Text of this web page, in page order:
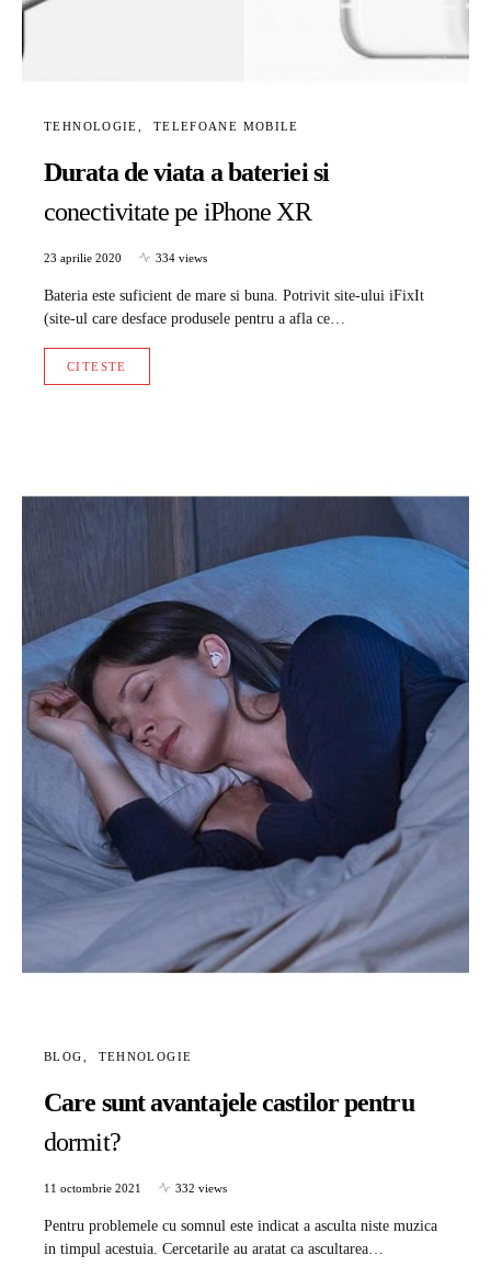
TEHNOLOGIE TELEFOANE MOBILE
Durata de viata a bateriei si
conectivitate pe iPhone XR
23 aprilie 2020 334 views
Bateria este suficient de mare si buna. Potrivit site-ului iFixIt
(site-ul care desface produsele pentru a afla ce…
CITESTE
BLOG TEHNOLOGIE
Care sunt avantajele castilor pentru
dormit?
11 octombrie 2021 332 views
Pentru problemele cu somnul este indicat a asculta niste muzica
in timpul acestuia. Cercetarile au aratat ca ascultarea…